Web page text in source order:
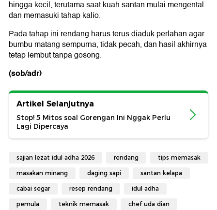
hingga kecil, terutama saat kuah santan mulai mengental
dan memasuki tahap kalio.
Pada tahap ini rendang harus terus diaduk perlahan agar
bumbu matang sempurna, tidak pecah, dan hasil akhirnya
tetap lembut tanpa gosong.
(sob/adr)
Artikel Selanjutnya
Stop! 5 Mitos soal Gorengan Ini Nggak Perlu
Lagi Dipercaya
sajian lezat idul adha 2026 rendang tips memasak
masakan minang daging sapi santan kelapa
cabai segar resep rendang idul adha
pemula teknik memasak chef uda dian